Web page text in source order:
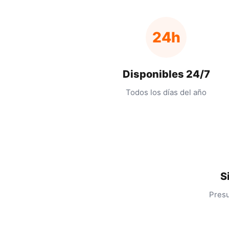
24h
Disponibles 24/7
Todos los días del año